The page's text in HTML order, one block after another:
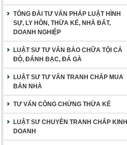
TỔNG ĐÀI TƯ VẤN PHÁP LUẬT HÌNH
SỰ, LY HÔN, THỪA KẾ, NHÀ ĐẤT,
DOANH NGHIỆP
LUẬT SƯ TƯ VẤN BÀO CHỮA TỘI CÁ
ĐỘ, ĐÁNH BẠC, ĐÁ GÀ
LUẬT SƯ TƯ VẤN TRANH CHẤP MUA
BÁN NHÀ
TƯ VẤN CÔNG CHỨNG THỪA KẾ
LUẬT SƯ CHUYÊN TRANH CHẤP KINH
DOANH